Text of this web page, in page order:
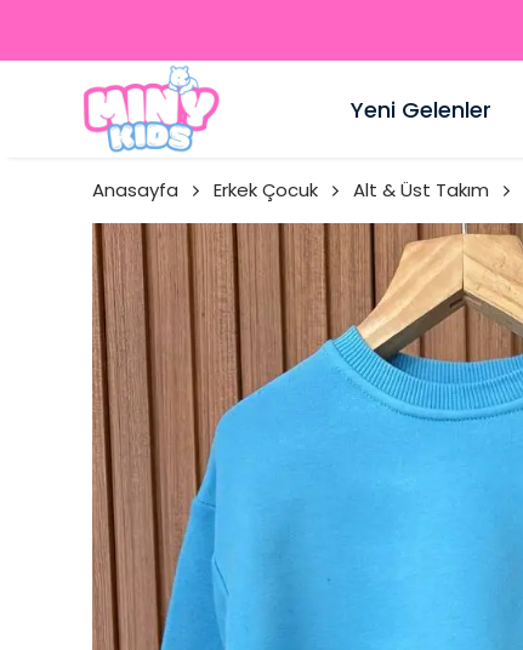
Yeni Gelenler
Anasayfa Erkek Çocuk Alt & Üst Takım